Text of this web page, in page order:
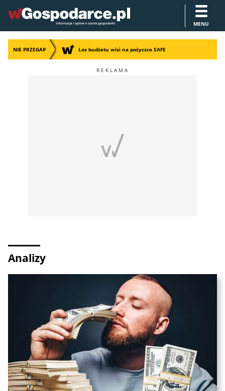
MENU
NIE PRZEGAP Los budżetu wisi na pożyczce SAFE
Analizy